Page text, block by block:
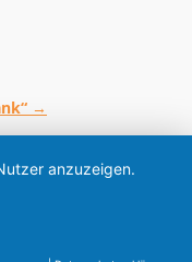
→
anzuzeigen.